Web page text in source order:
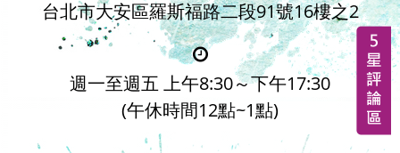
台北市大安區羅斯福路二段91號16樓之2
週一至週五 上午8:30～下午17:30
(午休時間12點~1點)